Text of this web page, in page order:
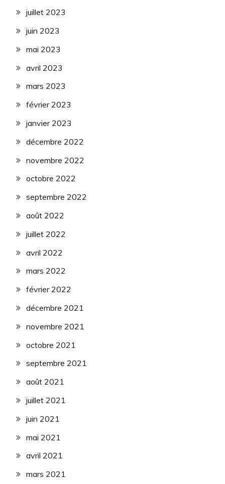
juillet 2023
juin 2023
mai 2023
avril 2023
mars 2023
février 2023
janvier 2023
décembre 2022
novembre 2022
octobre 2022
septembre 2022
août 2022
juillet 2022
avril 2022
mars 2022
février 2022
décembre 2021
novembre 2021
octobre 2021
septembre 2021
août 2021
juillet 2021
juin 2021
mai 2021
avril 2021
mars 2021